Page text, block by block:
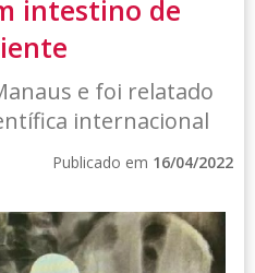
intestino de
e foi relatado
internacional
Publicado em 16/04/2022